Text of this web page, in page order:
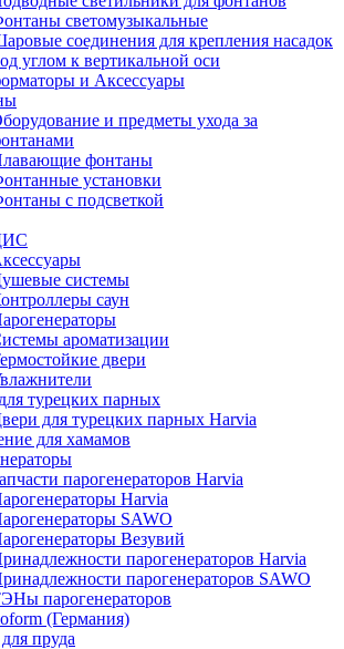
светомузыкальные
соединения для крепления насадок
углом к вертикальной оси
и Аксессуары
и предметы ухода за
фонтаны
установки
с подсветкой
системы
саун
ароматизации
двери
турецких парных
для турецких парных Harvia
для хамамов
парогенераторов Harvia
Harvia
SAWO
Везувий
парогенераторов Harvia
парогенераторов SAWO
парогенераторов
(Германия)
пруда